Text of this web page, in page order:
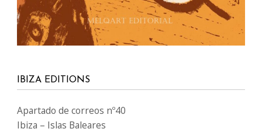
IBIZA EDITIONS
Apartado de correos nº40
Ibiza – Islas Baleares